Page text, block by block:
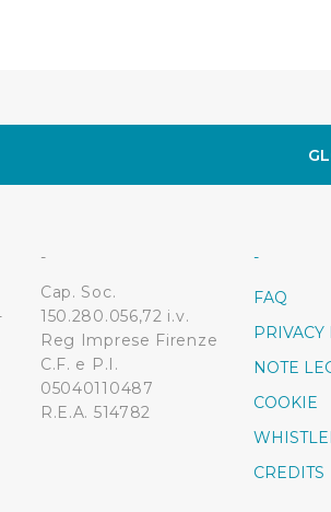
-
Cap. Soc.
150.280.056,72 i.v.
Reg Imprese Firenze
C.F. e P.I.
05040110487
R.E.A. 514782
-
FAQ
PRIVACY
NOTE
COOKIE
CREDITS